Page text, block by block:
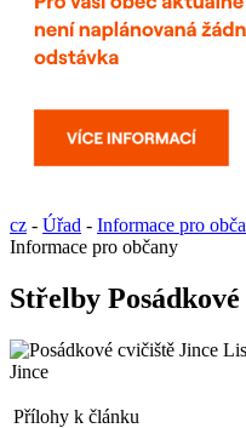
cz - Úřad - Informace pro
Informace pro občany
Střelby
Jince
Přílohy k článku